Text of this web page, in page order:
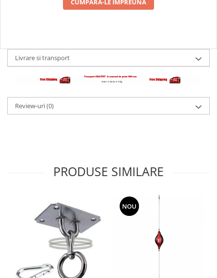
CUMPARA-LE IMPREUNA
Livrare si transport
Review-uri(0)
PRODUSE SIMILARE
NOU